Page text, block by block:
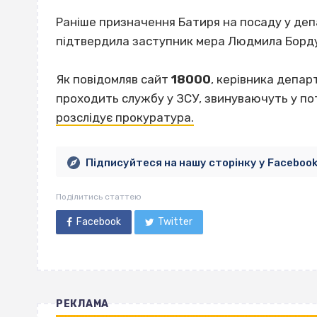
Раніше призначення Батиря на посаду у
підтвердила заступник мера Людмила
Як повідомляв сайт 18000, керівника
проходить службу у ЗСУ, звинуваючуть у
розслідує прокуратура.
Підписуйтеся на нашу сторінку у Facebook
Поділитись статтею
Facebook Twitter
РЕКЛАМА